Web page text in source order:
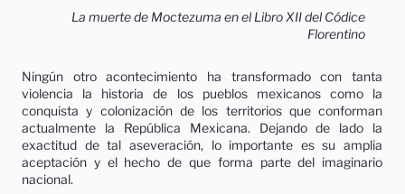
La muerte de Moctezuma en el Libro XII del Códice
Florentino
Ningún otro acontecimiento ha transformado con tanta
violencia la historia de los pueblos mexicanos como la
conquista y colonización de los territorios que conforman
actualmente la República Mexicana. Dejando de lado la
exactitud de tal aseveración, lo importante es su amplia
aceptación y el hecho de que forma parte del imaginario
nacional.